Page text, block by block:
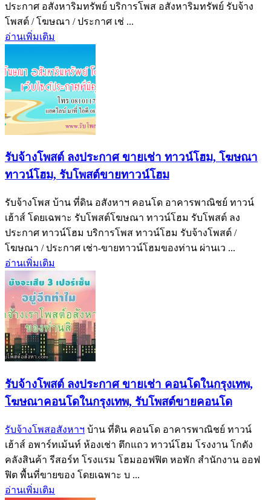
ประกาศ อสังหาริมทรัพย์ บริการโพส อสังหาริมทรัพย์ รับจ้าง
โพสต์ / โฆษณา / ประกาศ เช่ ...
อ่านเพิ่มเติม
รับจ้างโพสต์ ลงประกาศ ขายเช่า ทาวน์โฮม, โฆษณา
ทาวน์โฮม, รับโพสต์ขายทาวน์โฮม
รับจ้างโพส บ้าน ที่ดิน อสังหาฯ คอนโด อาคารพาณิชย์ ทาวน์
เฮ้าส์ โดยเฉพาะ รับโพสต์โฆษณา ทาวน์โฮม รับโพสต์ ลง
ประกาศ ทาวน์โฮม บริการโพส ทาวน์โฮม รับจ้างโพสต์ /
โฆษณา / ประกาศ เช่า-ขายทาวน์โฮมของท่าน ผ่านเว ...
อ่านเพิ่มเติม
รับจ้างโพสต์ ลงประกาศ ขายเช่า คอนโดในกรุงเทพ,
โฆษณาคอนโดในกรุงเทพ, รับโพสต์ขายคอนโด
รับจ้างโพสอสังหาฯ บ้าน ที่ดิน คอนโด อาคารพาณิชย์ ทาวน์
เฮ้าส์ อพาร์ทเม้นท์ ห้องเช่า ตึกแถว ทาวน์โฮม โรงงาน โกดัง
คลังสินค้า รีสอร์ท โรงแรม โฮมออฟฟิต หอพัก สำนักงาน ออฟ
ฟิต พื้นที่ขายของ โดยเฉพาะ บ ...
อ่านเพิ่มเติม